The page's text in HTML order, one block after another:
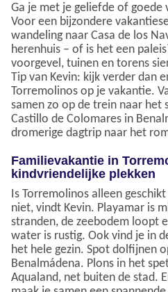
Ga je met je geliefde of goede
Voor een bijzondere
wandeling naar Casa de los
herenhuis – of is het een
voorgevel, tuinen en torens
Tip van Kevin: kijk verder dan
Torremolinos op je vakantie.
samen zo op de trein naar het
Castillo de Colomares in
dromerige dagtrip naar het
Familievakantie in
kindvriendelijke plekken
Is Torremolinos alleen
niet, vindt Kevin. Playamar is
stranden, de zeebodem loopt
water is rustig. Ook vind je in
het hele gezin. Spot dolfijnen
Benalmádena. Plons in het
Aqualand, net buiten de stad.